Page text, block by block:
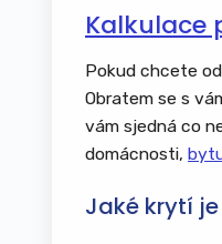
Ploty, brány,
plochy
Bazény,
Solární
Přípojky
elektřina,
skříně,
Kalkulace
Pokud chcete
Obratem se s
vám sjedná co
domácnosti,
Jaké krytí